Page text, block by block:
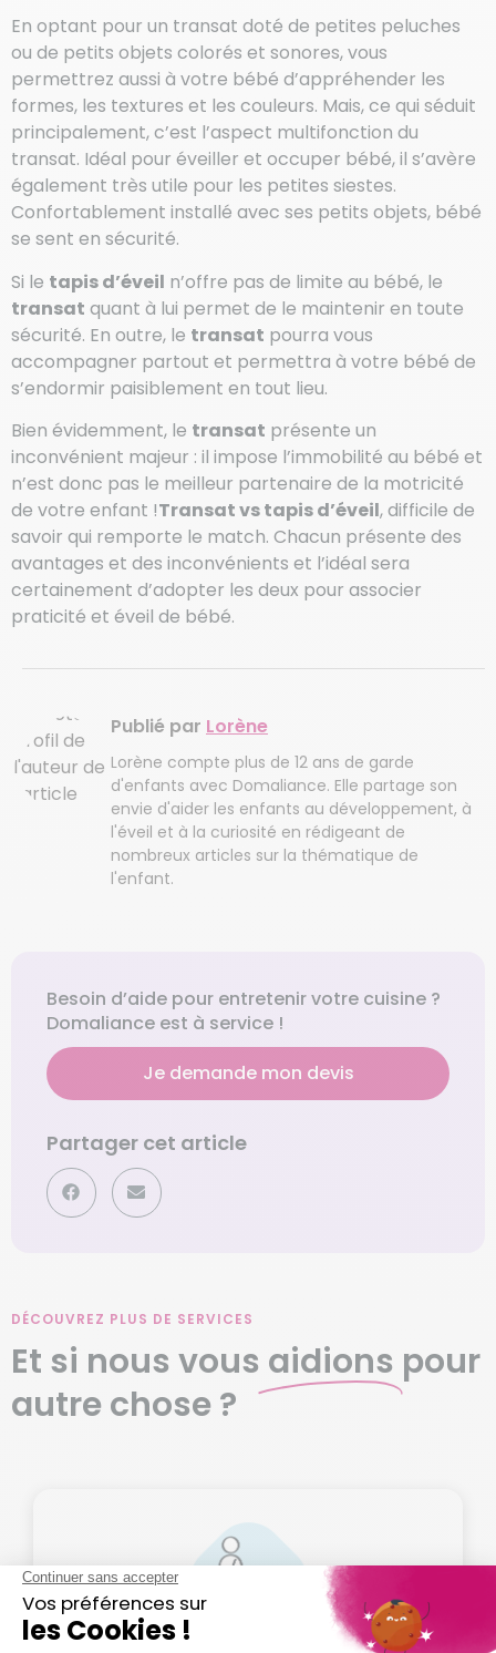
En optant pour un transat doté de petites peluches
ou de petits objets colorés et sonores, vous
permettrez aussi à votre bébé d’appréhender les
formes, les textures et les couleurs. Mais, ce qui séduit
principalement, c’est l’aspect multifonction du
transat. Idéal pour éveiller et occuper bébé, il s’avère
également très utile pour les petites siestes.
Confortablement installé avec ses petits objets, bébé
se sent en sécurité.
Si le tapis d’éveil n’offre pas de limite au bébé, le
transat quant à lui permet de le maintenir en toute
sécurité. En outre, le transat pourra vous
accompagner partout et permettra à votre bébé de
s’endormir paisiblement en tout lieu.
Bien évidemment, le transat présente un
inconvénient majeur : il impose l’immobilité au bébé et
n’est donc pas le meilleur partenaire de la motricité
de votre enfant !Transat vs tapis d’éveil, difficile de
savoir qui remporte le match. Chacun présente des
avantages et des inconvénients et l’idéal sera
certainement d’adopter les deux pour associer
praticité et éveil de bébé.
Publié par Lorène
Lorène compte plus de 12 ans de garde
d'enfants avec Domaliance. Elle partage son
envie d'aider les enfants au développement, à
l'éveil et à la curiosité en rédigeant de
nombreux articles sur la thématique de
l'enfant.
Besoin d’aide pour entretenir votre cuisine ?
Domaliance est à service !
Je demande mon devis
Partager cet article
DÉCOUVREZ PLUS DE SERVICES
Et si nous vous aidions pour
autre chose ?